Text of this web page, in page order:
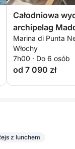
Całodniowa
archipelag
Marina di Punta
Włochy
7h00 · Do 6 osób
od 7 090 zł
z lunchem